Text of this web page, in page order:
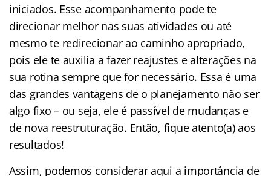
iniciados. Esse acompanhamento pode te
direcionar melhor nas suas atividades ou até
mesmo te redirecionar ao caminho apropriado,
pois ele te auxilia a fazer reajustes e alterações na
sua rotina sempre que for necessário. Essa é uma
das grandes vantagens de o planejamento não ser
algo fixo – ou seja, ele é passível de mudanças e
de nova reestruturação. Então, fique atento(a) aos
resultados!
Assim, podemos considerar aqui a importância de